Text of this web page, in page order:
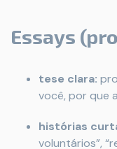
Essays
tese clara:
você, por que
histórias
voluntários”,